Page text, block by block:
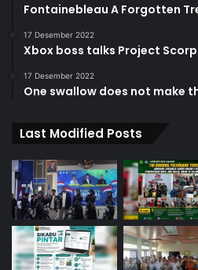
Fontainebleau A Forgotten
17 Desember 2022
Xbox boss talks Project
17 Desember 2022
One swallow does not make
Last Modified Posts